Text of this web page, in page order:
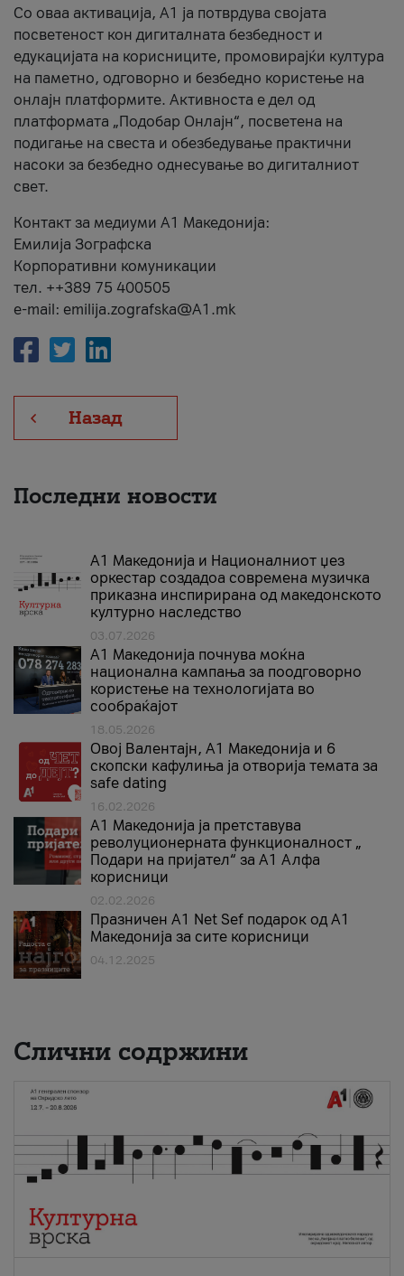
Со оваа активација, А1 ја потврдува својата
посветеност кон дигиталната безбедност и
едукацијата на корисниците, промовирајќи култура
на паметно, одговорно и безбедно користење на
онлајн платформите. Активноста е дел од
платформата „Подобар Онлајн“, посветена на
подигање на свеста и обезбедување практични
насоки за безбедно однесување во дигиталниот
свет.
Контакт за медиуми А1 Македонија:
Емилија Зографска
Корпоративни комуникации
тел. ++389 75 400505
e-mail: emilija.zografska@A1.mk
Назад
Последни новости
А1 Македонија и Националниот џез
оркестар создадоа современа музичка
приказна инспирирана од македонското
културно наследство
03.07.2026
A1 Македонија почнува моќна
национална кампања за поодговорно
користење на технологијата во
сообраќајот
18.05.2026
Овој Валентајн, A1 Македонија и 6
скопски кафулиња ја отворија темата за
safe dating
16.02.2026
А1 Македонија ја претставува
револуционерната функционалност „
Подари на пријател“ за А1 Алфа
корисници
02.02.2026
Празничен A1 Net Sеf подарок од А1
Македонија за сите корисници
04.12.2025
Слични содржини